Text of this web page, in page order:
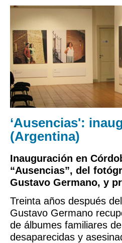
‘Ausencias':
(Argentina)
Inauguración en
“Ausencias”, del
Gustavo Germano, y
Treinta años después
Gustavo Germano
de álbumes familiares
desaparecidas y